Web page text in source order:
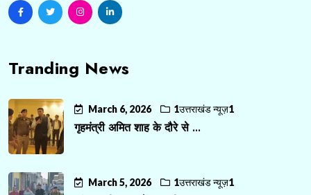
Tranding News
March 6, 2026 1उत्तराखंड न्यूज़1
गृहमंत्री अमित शाह के दौरे से ...
March 5, 2026 1उत्तराखंड न्यूज़1